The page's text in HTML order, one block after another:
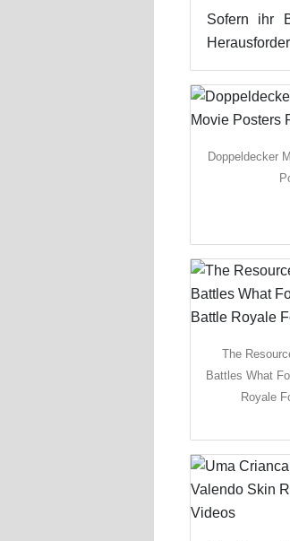
Sofern ihr
Doppeldecker
The
Battles What
Royale